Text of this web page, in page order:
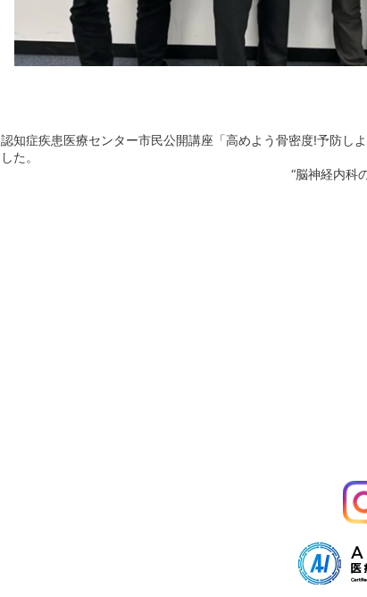
認知症疾患医療センター市民公開講座「高めよう骨密度!予防
した。
“脳神経内科